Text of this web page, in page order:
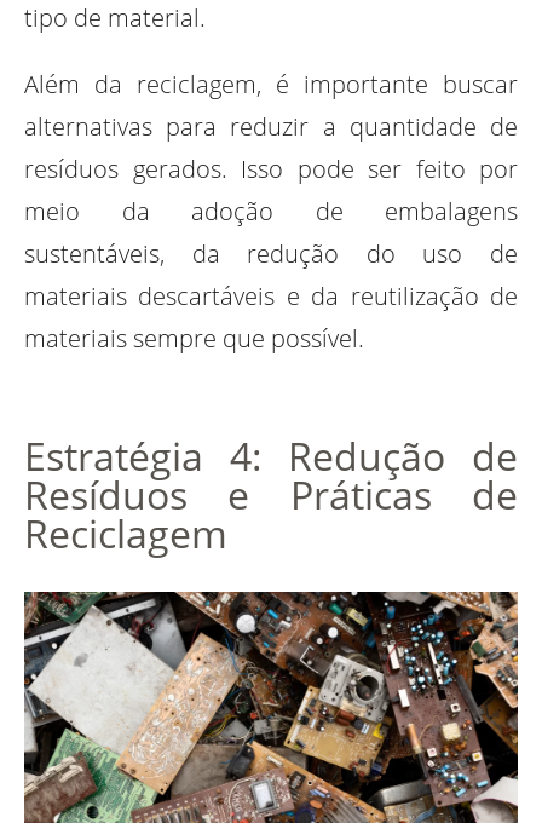
tipo de material.
Além da reciclagem, é importante buscar
alternativas para reduzir a quantidade de
resíduos gerados. Isso pode ser feito por
meio da adoção de embalagens
sustentáveis, da redução do uso de
materiais descartáveis e da reutilização de
materiais sempre que possível.
Estratégia 4: Redução de
Resíduos e Práticas de
Reciclagem